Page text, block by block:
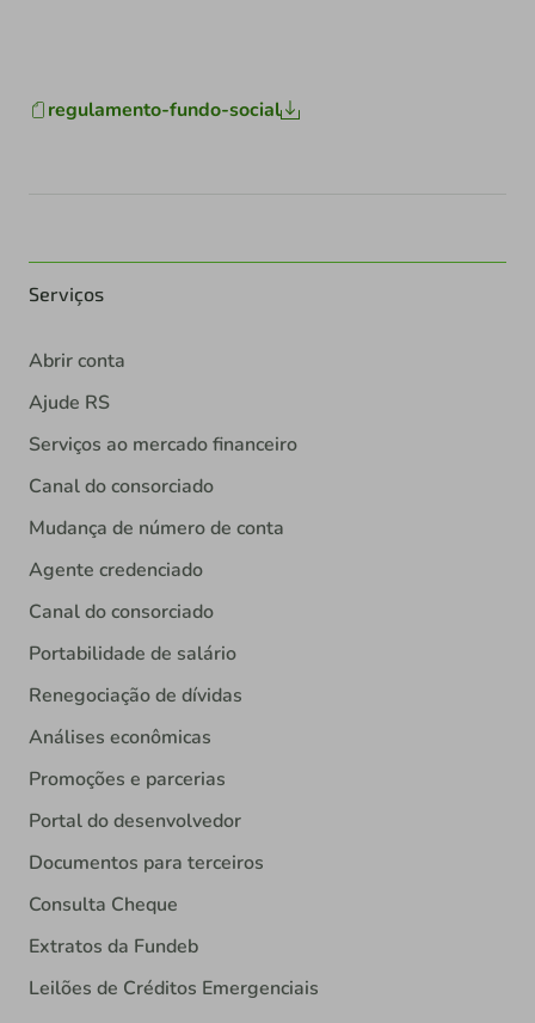
regulamento-fundo-social
Serviços
Abrir conta
Ajude RS
Serviços ao mercado financeiro
Canal do consorciado
Mudança de número de conta
Agente credenciado
Canal do consorciado
Portabilidade de salário
Renegociação de dívidas
Análises econômicas
Promoções e parcerias
Portal do desenvolvedor
Documentos para terceiros
Consulta Cheque
Extratos da Fundeb
Leilões de Créditos Emergenciais